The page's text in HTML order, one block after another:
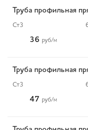
Труба профильная
Ст3
36 руб/м
Труба профильная
Ст3
47 руб/м